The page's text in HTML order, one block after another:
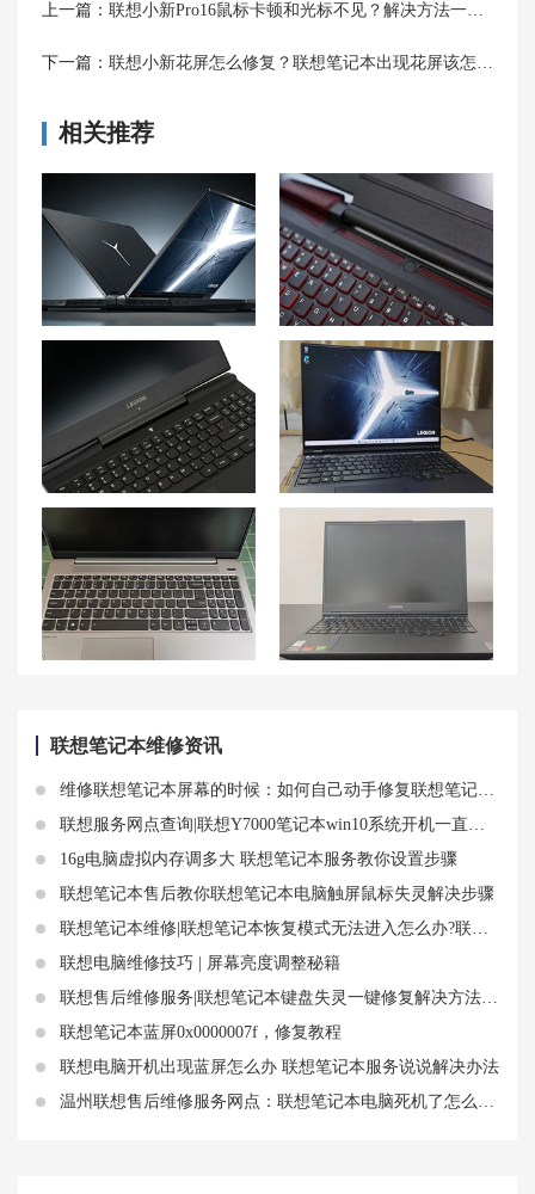
上一篇： 联想小新Pro16鼠标卡顿和光标不见？解决方法一网打尽！
下一篇： 联想小新花屏怎么修复？联想笔记本出现花屏该怎么解决？
相关推荐
拯救者键盘泡水了能修吗？联想拯救者键盘是否防泼溅？
如何应对联想拯救者Y7000P笔记本开机黑屏问题？教程详解 联想拯救者y7000p突然变得特别卡怎么办 联想拯救者y7000为什么这么卡
联想笔记本维修资讯
维修联想笔记本屏幕的时候：如何自己动手修复联想笔记本的屏幕问题
联想服务网点查询|联想Y7000笔记本win10系统开机一直黑屏原因
16g电脑虚拟内存调多大 联想笔记本服务教你设置步骤
联想笔记本售后教你联想笔记本电脑触屏鼠标失灵解决步骤
联想笔记本维修|联想笔记本恢复模式无法进入怎么办?联想笔记本系统运行缓慢怎么办
联想电脑维修技巧 | 屏幕亮度调整秘籍
联想售后维修服务|联想笔记本键盘失灵一键修复解决方法是什么
联想笔记本蓝屏0x0000007f，修复教程
联想电脑开机出现蓝屏怎么办 联想笔记本服务说说解决办法
温州联想售后维修服务网点：联想笔记本电脑死机了怎么重启 联想笔记本电脑死机无法关机